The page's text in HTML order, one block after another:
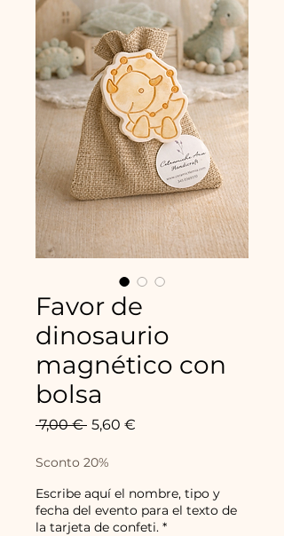
Favor de
dinosaurio
magnético con
bolsa
7,00 € Precio
5,60 €
Sconto 20%
Escribe aquí el nombre, tipo y
fecha del evento para el texto de
la tarjeta de confeti. *